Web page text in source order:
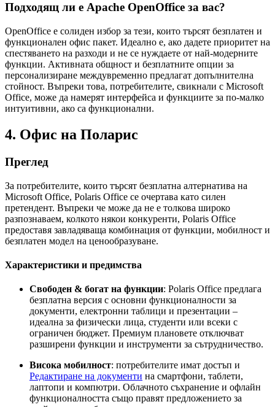
Подходящ ли е Apache OpenOffice за вас?
OpenOffice е солиден избор за тези, които търсят безплатен и
функционален офис пакет. Идеално е, ако дадете приоритет на
спестяването на разходи и не се нуждаете от най-модерните
функции. Активната общност и безплатните опции за
персонализиране междувременно предлагат допълнителна
стойност. Въпреки това, потребителите, свикнали с Microsoft
Office, може да намерят интерфейса и функциите за по-малко
интуитивни, ако са функционални.
4. Офис на Поларис
Преглед
За потребителите, които търсят безплатна алтернатива на
Microsoft Office, Polaris Office се очертава като силен
претендент. Въпреки че може да не е толкова широко
разпознаваем, колкото някои конкуренти, Polaris Office
предоставя завладяваща комбинация от функции, мобилност и
безплатен модел на ценообразуване.
Характеристики и предимства
Свободен & богат на функции: Polaris Office предлага
безплатна версия с основни функционалности за
документи, електронни таблици и презентации –
идеална за физически лица, студенти или всеки с
ограничен бюджет. Премиум плановете отключват
разширени функции и инструменти за сътрудничество.
Висока мобилност: потребителите имат достъп и
Редактиране на документи на смартфони, таблети,
лаптопи и компютри. Облачното съхранение и офлайн
функционалността също правят предложението за